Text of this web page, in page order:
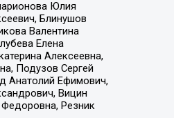
Юлия
Блинушов
Валентина
Елена
Алексеевна,
Подузов Сергей
Анатолий Ефимович,
Вицин
Резник